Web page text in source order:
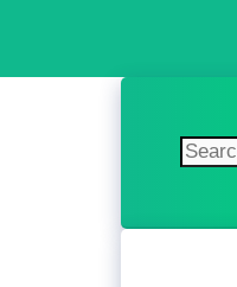
Search
for: